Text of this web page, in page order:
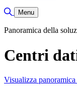
Attiva/disattiva
Menu
Panoramica della
Centri
Visualizza